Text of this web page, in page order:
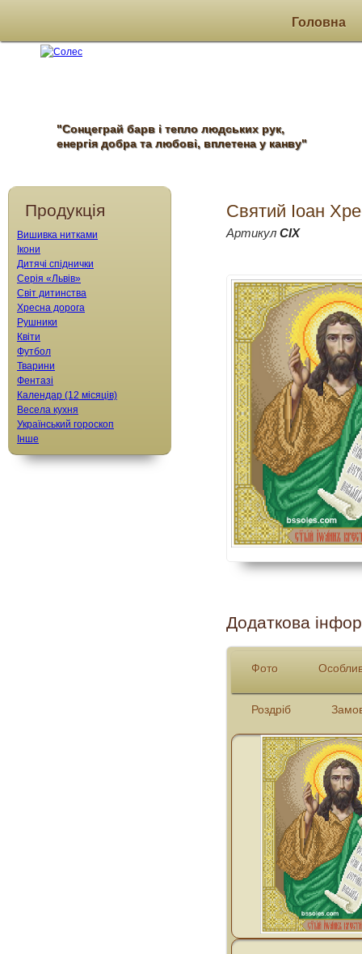
Головна
"Сонцеграй барв і тепло людських рук,
енергія добра та любові, вплетена у канву"
Святий Іоан
Артикул СІХ
Додаткова
Фото
Роздріб
Продукція
Вишивка нитками
Ікони
Дитячі спіднички
Серія «Львів»
Світ дитинства
Хресна дорога
Рушники
Квіти
Футбол
Тварини
Фентазі
Календар (12 місяців)
Весела кухня
Український гороскоп
Інше